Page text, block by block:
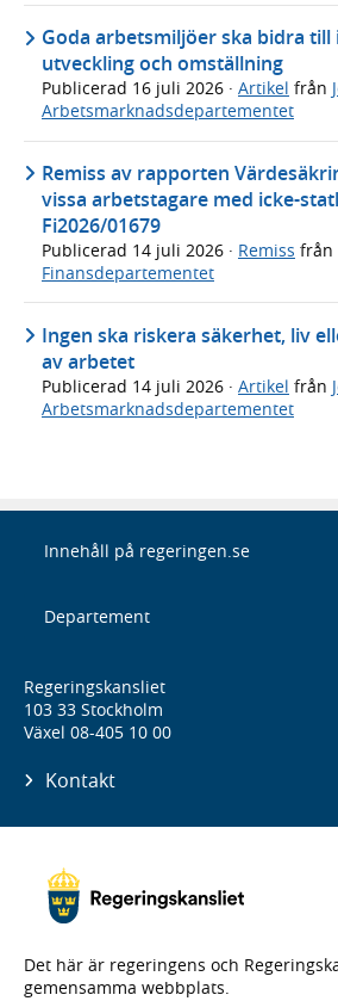
Goda arbetsmiljöer ska bidra
utveckling och omställning
Publicerad 16 juli 2026 · Artikel från
Arbetsmarknadsdepartementet
Remiss av rapporten
vissa arbetstagare med icke-
Fi2026/01679
Publicerad 14 juli 2026 · Remiss från
Finansdepartementet
Ingen ska riskera säkerhet, liv
av arbetet
Publicerad 14 juli 2026 · Artikel från
Arbetsmarknadsdepartementet
Innehåll på regeringen.se
Departement
Regeringskansliet
103 33 Stockholm
Växel 08-405 10 00
Kontakt
Det här är regeringens och
gemensamma webbplats.